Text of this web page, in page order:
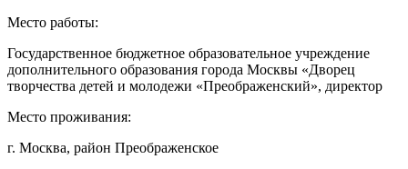
Место работы:
Государственное бюджетное образовательное учреждение
дополнительного образования города Москвы «Дворец
творчества детей и молодежи «Преображенский», директор
Место проживания:
г. Москва, район Преображенское